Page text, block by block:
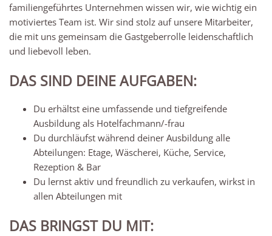
familiengeführtes Unternehmen wissen wir, wie wichtig ein
motiviertes Team ist. Wir sind stolz auf unsere Mitarbeiter,
die mit uns gemeinsam die Gastgeberrolle leidenschaftlich
und liebevoll leben.
DAS SIND DEINE AUFGABEN:
Du erhältst eine umfassende und tiefgreifende
Ausbildung als Hotelfachmann/-frau
Du durchläufst während deiner Ausbildung alle
Abteilungen: Etage, Wäscherei, Küche, Service,
Rezeption & Bar
Du lernst aktiv und freundlich zu verkaufen, wirkst in
allen Abteilungen mit
DAS BRINGST DU MIT: